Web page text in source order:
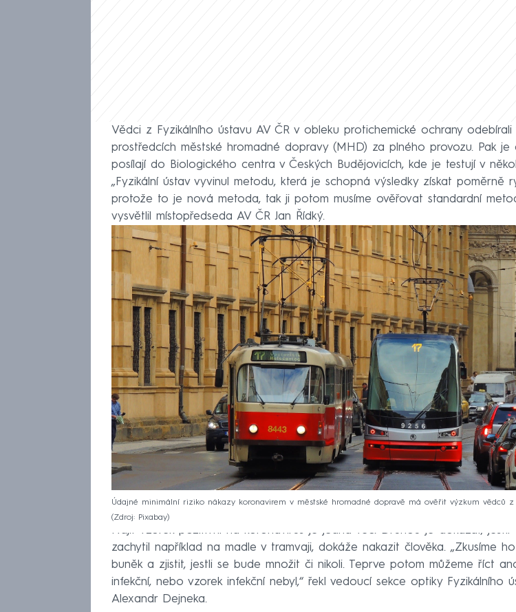
Vědci z Fyzikálního ústavu AV ČR v obleku protichemické ochrany odebírali
prostředcích městské hromadné dopravy (MHD) za plného provozu. Pak je
posílají do Biologického centra v Českých Budějovicích, kde je testují v
„Fyzikální ústav vyvinul metodu, která je schopná výsledky získat poměrně
protože to je nová metoda, tak ji potom musíme ověřovat standardní
vysvětlil místopředseda AV ČR Jan Řídký.
Údajné minimální riziko nákazy koronavirem v městské hromadné dopravě má ověřit výzkum vědců z
Zdroj: Pixabay
Najít vzorek pozitivní na koronavirus je jedna věc. Druhou je dokázat, jestli
zachytil například na madle v tramvaji, dokáže nakazit člověka. „Zkusíme
buněk a zjistit, jestli se bude množit či nikoli. Teprve potom můžeme říct
infekční, nebo vzorek infekční nebyl,“ řekl vedoucí sekce optiky Fyzikálního
Alexandr Dejneka.